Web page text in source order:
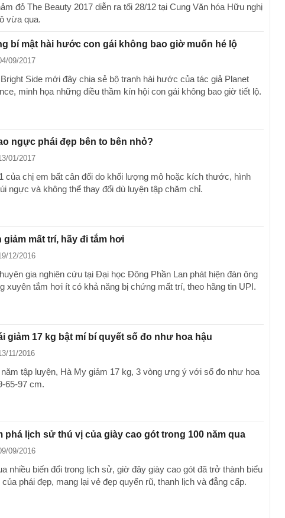
đỏ The Beauty 2017 diễn ra tối 28/12 tại Cung Văn hóa Hữu nghị
vừa qua.
bí mật hài hước con gái không bao giờ muốn hé lộ
09/2017
Side mới đây chia sẻ bộ tranh hài hước của tác giả Planet
minh họa những điều thầm kín hội con gái không bao giờ tiết lộ.
ngực phái đẹp bên to bên nhỏ?
01/2017
của chị em bất cân đối do khối lượng mô hoặc kích thước, hình
ngực và không thể thay đổi dù luyện tập chăm chỉ.
giảm mất trí, hãy đi tắm hơi
12/2016
gia nghiên cứu tại Đại học Đông Phần Lan phát hiện đàn ông
xuyên tắm hơi ít có khả năng bị chứng mất trí, theo hãng tin UPI.
giảm 17 kg bật mí bí quyết số đo như hoa hậu
11/2016
năm tập luyện, Hà My giảm 17 kg, 3 vòng ưng ý với số đo như hoa
65-97 cm.
phá lịch sử thú vị của giày cao gót trong 100 năm qua
09/2016
nhiều biến đổi trong lịch sử, giờ đây giày cao gót đã trở thành biểu
phái đẹp, mang lại vẻ đẹp quyến rũ, thanh lịch và đẳng cấp.